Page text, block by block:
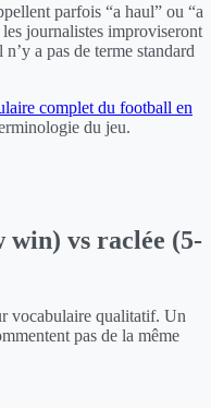
parfois “a haul” ou “a
journalistes improviseront
a pas de terme standard
complet du football en
du jeu.
win) vs raclée (5-
vocabulaire qualitatif. Un
pas de la même